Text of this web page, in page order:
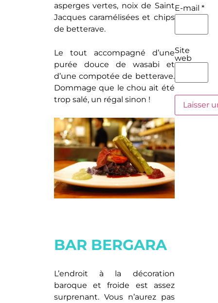
asperges vertes, noix de Saint
Jacques caramélisées et chips
de betterave.
Le tout accompagné d’une
purée douce de wasabi et
d’une compotée de betterave.
Dommage que le chou ait été
trop salé, un régal sinon !
BAR BERGARA
L’endroit à la décoration
baroque et froide est assez
surprenant. Vous n’aurez pas
E-mail *
Site
web